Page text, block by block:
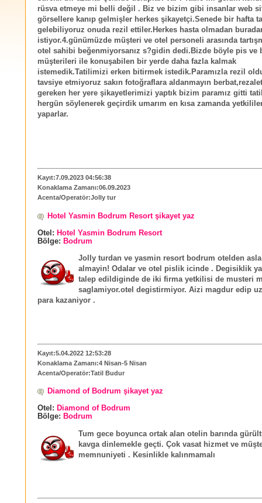
rüsva etmeye mi belli değil . Biz ve bizim gibi insanlar web
görsellere kanıp gelmişler herkes şikayetçi.Senede bir hafta
gelebiliyoruz onuda rezil ettiler.Herkes hasta olmadan
istiyor.4.günümüzde müşteri ve otel personeli arasında
otel sahibi beğenmiyorsanız s?gidin dedi.Bizde böyle pis ve
müşterileri ile konuşabilen bir yerde daha fazla kalmak
istemedik.Tatilimizi erken bitirmek istedik.Paramızla rezil
tavsiye etmiyoruz sakın fotoğraflara aldanmayın
gereken her yere şikayetlerimizi yaptık bizim paramız gitti
hergün söylenerek geçirdik umarım en kısa zamanda
yaparlar.
Kayıt:7.09.2023 04:56:38
Konaklama Zamanı:06.09.2023
Acenta/Operatör:Jolly tur
Hotel Yasmin Bodrum Resort şikayet yaz
Otel: Hotel Yasmin Bodrum Resort
Bölge: Bodrum
Jolly turdan ve yasmin resort bodrum otelden
almayin! Odalar ve otel pislik icinde . Degisiklik
talep edildiginde de iki firma yetkilisi de musteri
saglamiyor.otel degistirmiyor. Aizi magdur edip
para kazaniyor .
Kayıt:5.04.2022 12:53:28
Konaklama Zamanı:4 Nisan-5 Nisan
Acenta/Operatör:Tatil Budur
Diamond of Bodrum şikayet yaz
Otel: Diamond of Bodrum
Bölge: Bodrum
Tum gece boyunca ortak alan otelin barında
kavga dinlemekle geçti. Çok vasat hizmet ve
memnuniyeti . Kesinlikle kalınmamalı